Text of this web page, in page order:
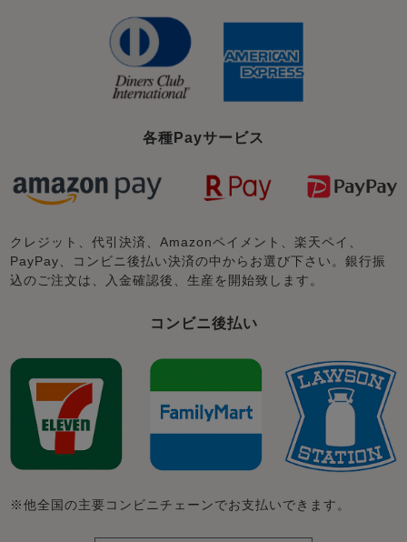
各種Payサービス
クレジット、代引決済、Amazonペイメント、楽天ペイ、
PayPay、コンビニ後払い決済の中からお選び下さい。銀行振
込のご注文は、入金確認後、生産を開始致します。
コンビニ後払い
※他全国の主要コンビニチェーンでお支払いできます。